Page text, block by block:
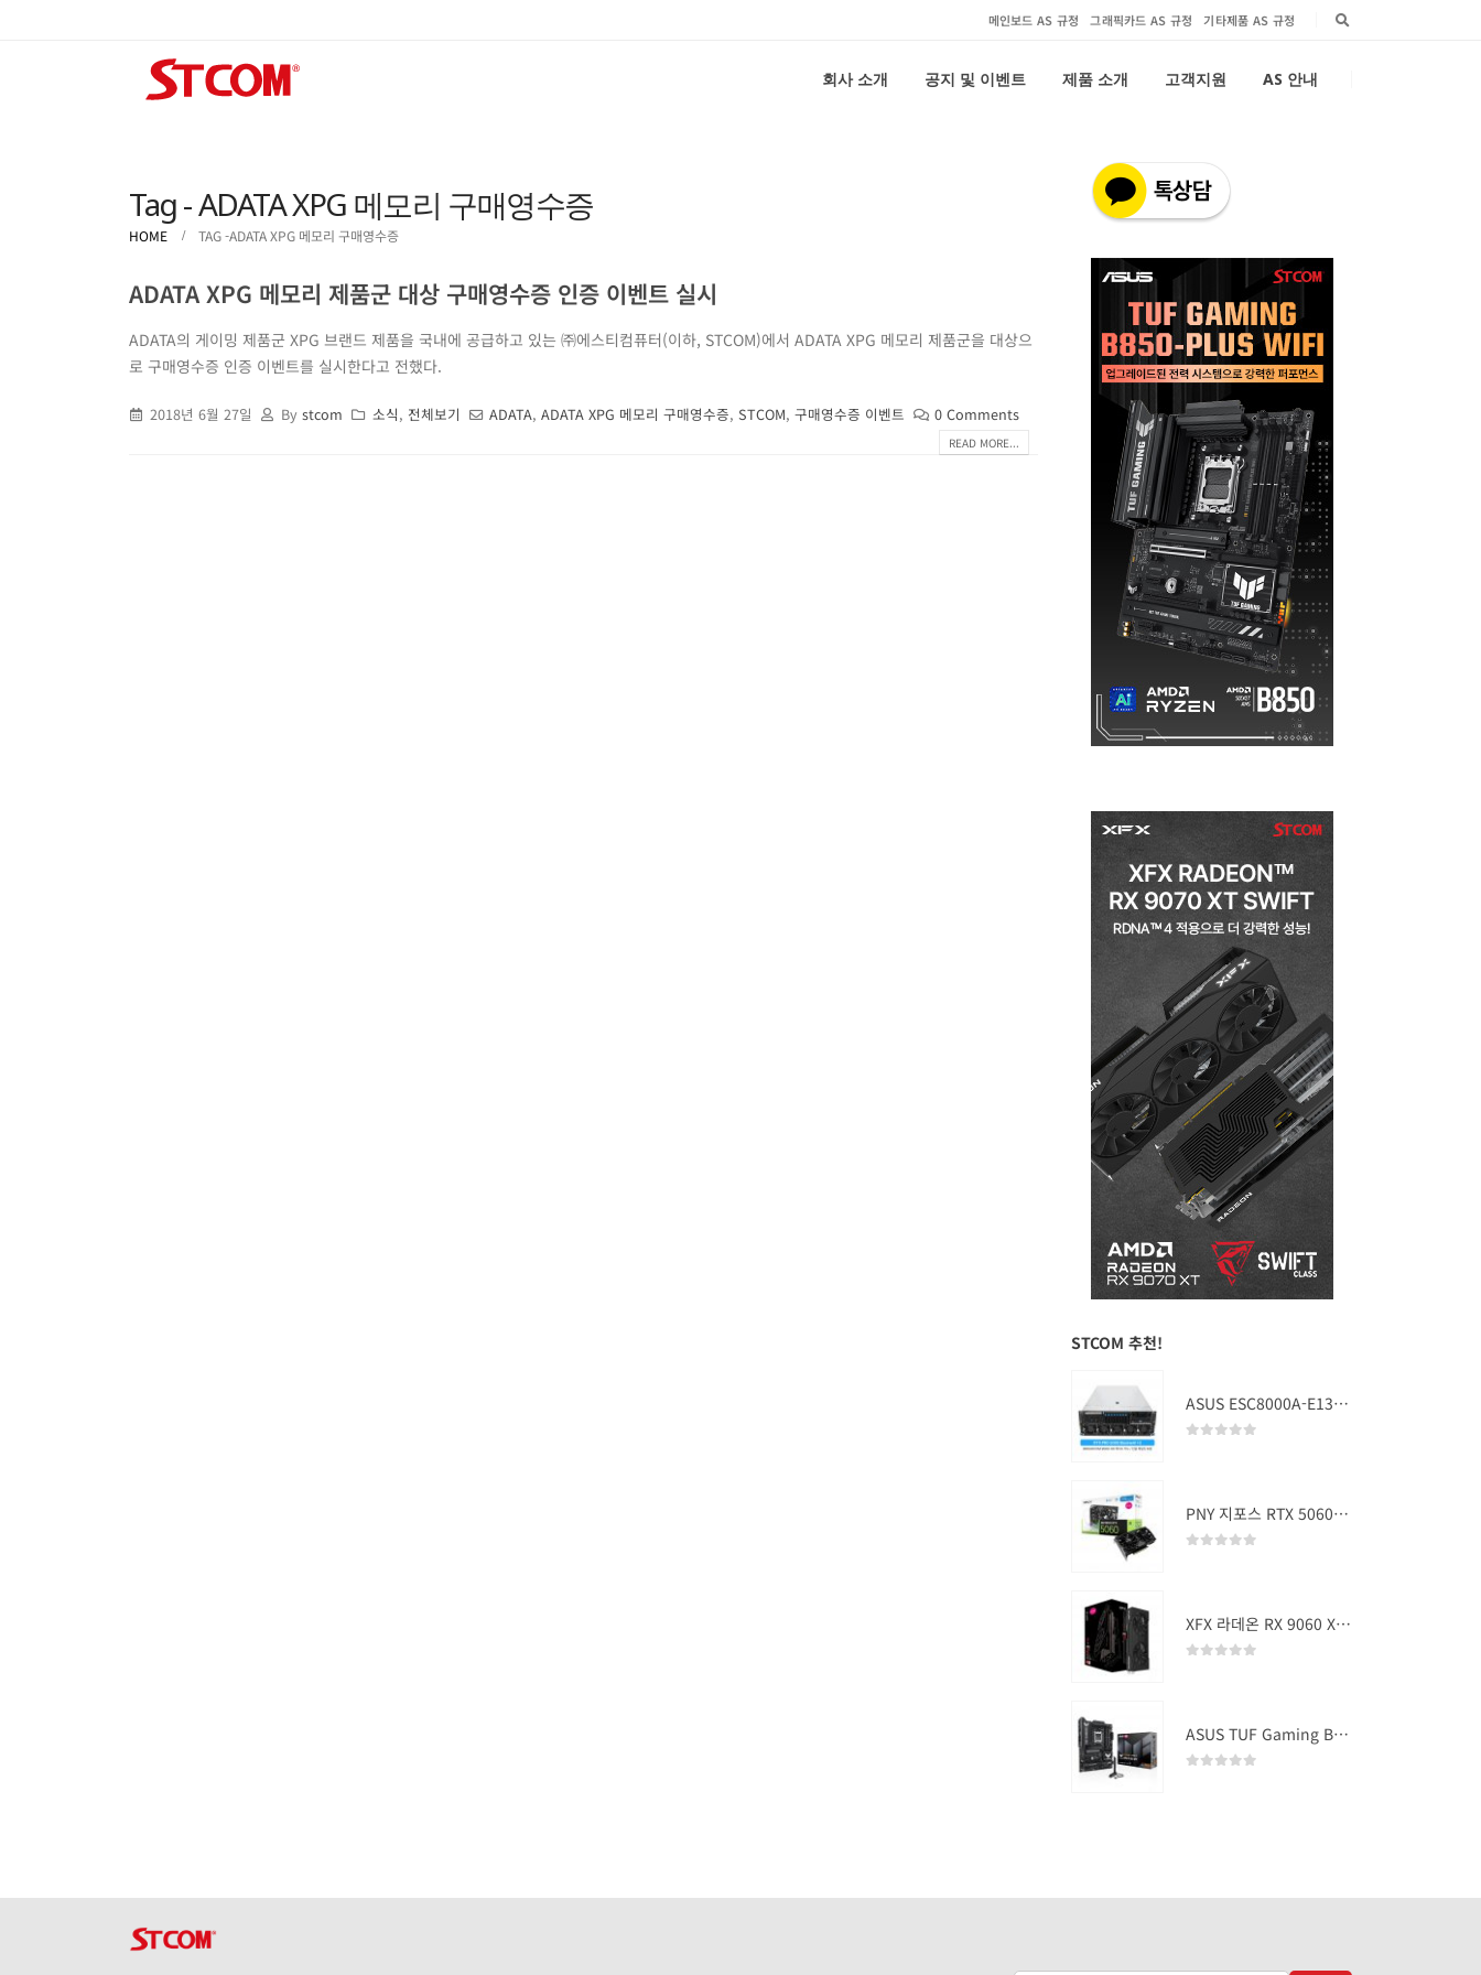
메인보드 AS 규정 그래픽카드 AS 규정 기타제품 AS 규정
회사 소개 공지 및 이벤트 제품 소개 고객지원 AS 안내
Tag - ADATA XPG 메모리 구매영수증
HOME TAG -ADATA XPG 메모리 구매영수증
ADATA XPG 메모리 제품군 대상 구매영수증 인증 이벤트 실시
ADATA의 게이밍 제품군 XPG 브랜드 제품을 국내에 공급하고 있는 ㈜에스티컴퓨터(이하, STCOM)에서 ADATA XPG 메모리 제품군을 대상으
로 구매영수증 인증 이벤트를 실시한다고 전했다.
2018년 6월 27일 Bystcom 소식, 전체보기 ADATA,ADATA XPG 메모리 구매영수증,STCOM,구매영수증 이벤트 0 Comments
READ MORE...
STCOM 추천!
ASUS ESC8000A-E13 (RTX PRO 5000 Blackwell x2)
PNY 지포스 RTX 5060 OC D7 8GB Dual Fan
XFX 라데온 RX 9060 XT SWIFT DUAL OC D6 16GB
ASUS TUF Gaming B850-PLUS WIFI